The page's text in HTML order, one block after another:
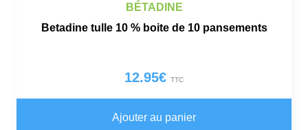
BÉTADINE
Betadine tulle 10 % boite de 10 pansements
12.95€ TTC
Ajouter au panier